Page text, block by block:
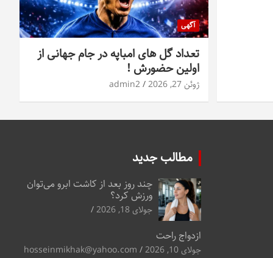
آگهی
تعداد گل های امباپه در جام جهانی از
اولین حضورش !
ژوئن 27, 2026 admin2
مطالب جدید
چند روز بعد از کاشت ابرو می‌توان
ورزش کرد؟
جولای 18, 2026
ازدواج راحت
جولای 10, 2026 hosseinmikhak@yahoo.com